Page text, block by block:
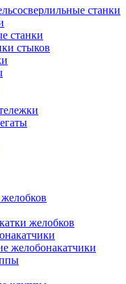
станки
станки
стыков
желобков
желобонакатчики